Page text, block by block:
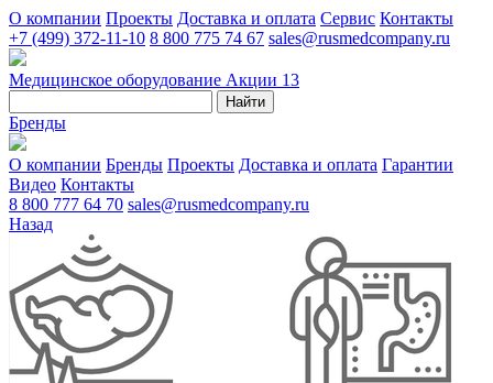
О компании Проекты Доставка и оплата Сервис Контакты
+7 (499) 372-11-10 8 800 775 74 67 sales@rusmedcompany.ru
Медицинское оборудование Акции 13
Найти
Бренды
О компании Бренды Проекты Доставка и оплата Гарантии
Видео Контакты
8 800 777 64 70 sales@rusmedcompany.ru
Назад